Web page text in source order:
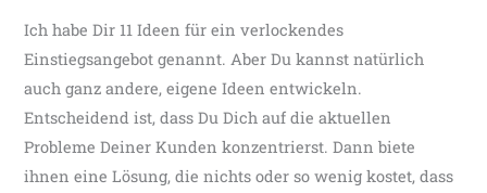
Ich habe Dir 11 Ideen für ein verlockendes
Einstiegsangebot genannt. Aber Du kannst natürlich
auch ganz andere, eigene Ideen entwickeln.
Entscheidend ist, dass Du Dich auf die aktuellen
Probleme Deiner Kunden konzentrierst. Dann biete
ihnen eine Lösung, die nichts oder so wenig kostet, dass